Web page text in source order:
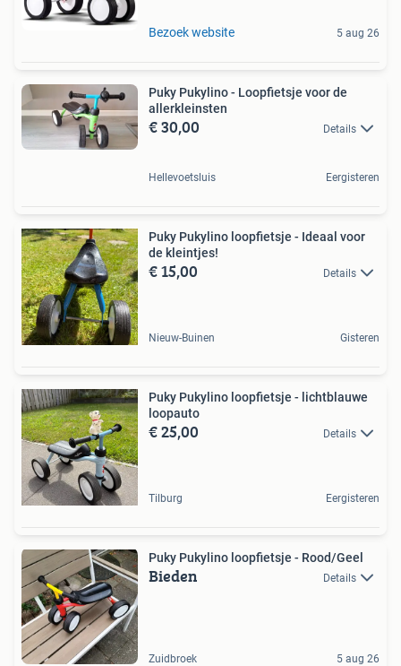
Bezoek website 5 aug 26
Puky Pukylino - Loopfietsje voor de
allerkleinsten
€ 30,00 Details
Hellevoetsluis Eergisteren
Puky Pukylino loopfietsje - Ideaal voor
de kleintjes!
€ 15,00 Details
Nieuw-Buinen Gisteren
Puky Pukylino loopfietsje - lichtblauwe
loopauto
€ 25,00 Details
Tilburg Eergisteren
Puky Pukylino loopfietsje - Rood/Geel
Bieden Details
Zuidbroek 5 aug 26